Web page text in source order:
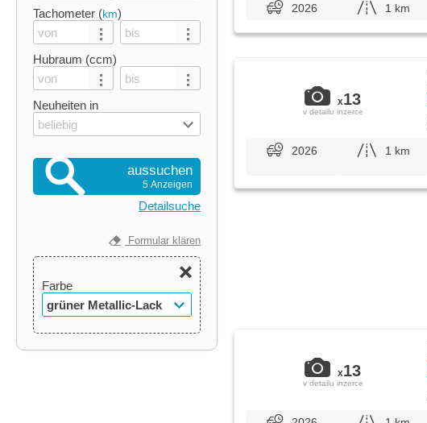
Tachometer (km)
Hubraum (ccm)
Neuheiten in
beliebig
aussuchen
5 Anzeigen
Detailsuche
Formular klären
Farbe
grüner Metallic-Lack
2026 1 km
x13
v detailu inzerce
2026 1 km
x13
v detailu inzerce